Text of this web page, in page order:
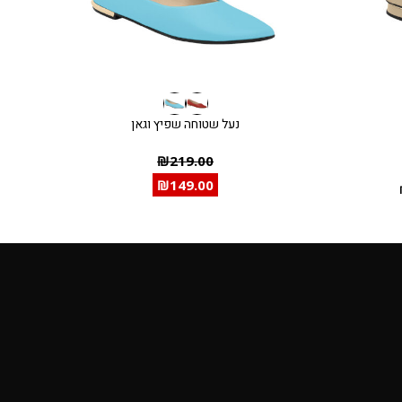
נעל שטוחה שפיץ וגאן
₪219.00
₪149.00